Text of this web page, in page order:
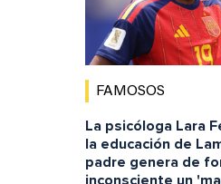
FAMOSOS
La psicóloga Lara
la educación de
padre genera de